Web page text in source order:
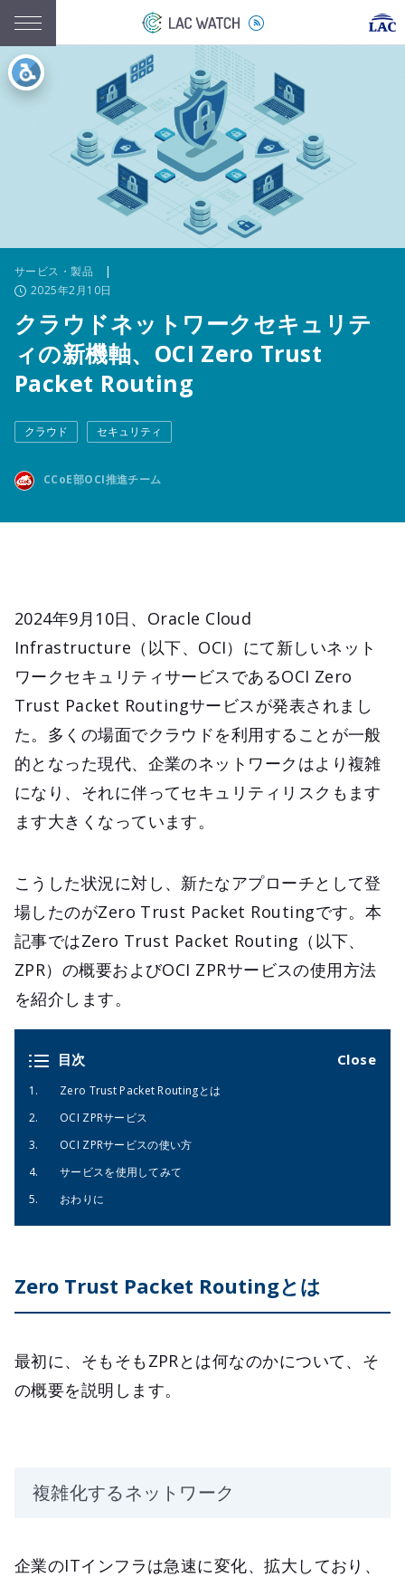
サービス・製品 |
2025年2月10日
クラウドネットワークセキュリテ
ィの新機軸、OCI Zero Trust
Packet Routing
クラウド セキュリティ
CCoE部OCI推進チーム
2024年9月10日、Oracle Cloud
Infrastructure（以下、OCI）にて新しいネット
ワークセキュリティサービスであるOCI Zero
Trust Packet Routingサービスが発表されまし
た。多くの場面でクラウドを利用することが一般
的となった現代、企業のネットワークはより複雑
になり、それに伴ってセキュリティリスクもます
ます大きくなっています。
こうした状況に対し、新たなアプローチとして登
場したのがZero Trust Packet Routingです。本
記事ではZero Trust Packet Routing（以下、
ZPR）の概要およびOCI ZPRサービスの使用方法
を紹介します。
目次
Zero Trust Packet Routingとは
OCI ZPRサービス
OCI ZPRサービスの使い方
サービスを使用してみて
おわりに
Zero Trust Packet Routingとは
最初に、そもそもZPRとは何なのかについて、そ
の概要を説明します。
複雑化するネットワーク
企業のITインフラは急速に変化、拡大しており、